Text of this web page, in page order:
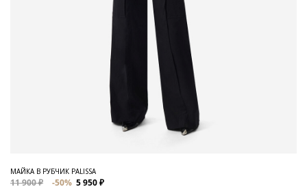
МАЙКА В РУБЧИК PALISSA
11 900 ₽ -50% 5 950 ₽